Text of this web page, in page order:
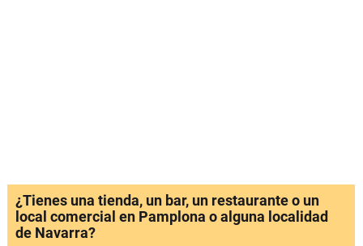
¿Tienes una tienda, un bar, un restaurante o un
local comercial en Pamplona o alguna localidad
de Navarra?